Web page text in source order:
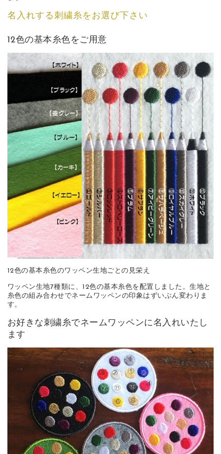
名入れする刺繍糸をお選び下さい
12色の基本糸色をご用意
12色の基本糸色のワッペン生地ごとの見栄え
ワッペン生地7種類に、12色の基本糸色を配置しました。生地と
糸色の組み合わせでネームワッペンの印象はずいぶん変わりま
す。
お好きな刺繍糸でネームワッペンに名入れいたし
ます